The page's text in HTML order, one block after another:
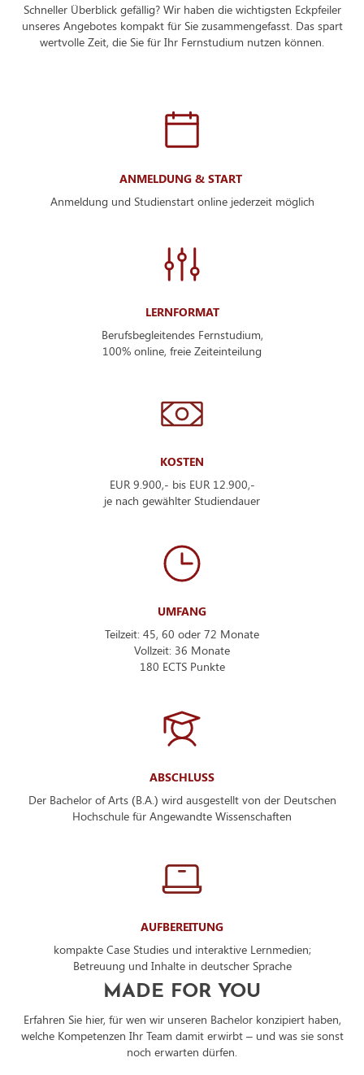
Schneller Überblick gefällig? Wir haben die wichtigsten Eckpfeiler
unseres Angebotes kompakt für Sie zusammengefasst. Das spart
wertvolle Zeit, die Sie für Ihr Fernstudium nutzen können.
ANMELDUNG & START
Anmeldung und Studienstart online jederzeit möglich
LERNFORMAT
Berufsbegleitendes Fernstudium,
100% online, freie Zeiteinteilung
KOSTEN
EUR 9.900,- bis EUR 12.900,-
je nach gewählter Studiendauer
UMFANG
Teilzeit: 45, 60 oder 72 Monate
Vollzeit: 36 Monate
180 ECTS Punkte
ABSCHLUSS
Der Bachelor of Arts (B.A.) wird ausgestellt von der Deutschen
Hochschule für Angewandte Wissenschaften
AUFBEREITUNG
kompakte Case Studies und interaktive Lernmedien;
Betreuung und Inhalte in deutscher Sprache
MADE FOR YOU
Erfahren Sie hier, für wen wir unseren Bachelor konzipiert haben,
welche Kompetenzen Ihr Team damit erwirbt – und was sie sonst
noch erwarten dürfen.